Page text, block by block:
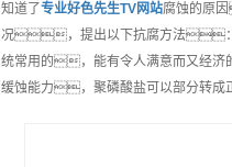
知道了专业好色先生TV网站腐蚀的原
况，提出以下抗腐方法
统常用的，能有令人满意而又经
缓蚀能力，聚磷酸盐可以部分转